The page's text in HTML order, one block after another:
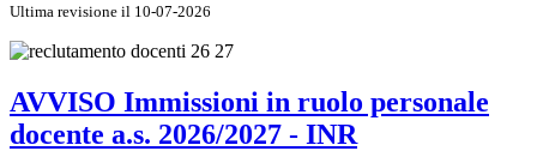
Ultima revisione il 10-07-2026
AVVISO Immissioni in ruolo personale
docente a.s. 2026/2027 - INR